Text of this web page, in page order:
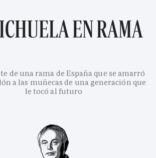
EN RAMA
de una rama de España que se amarró
a las muñecas de una generación que
le tocó al futuro